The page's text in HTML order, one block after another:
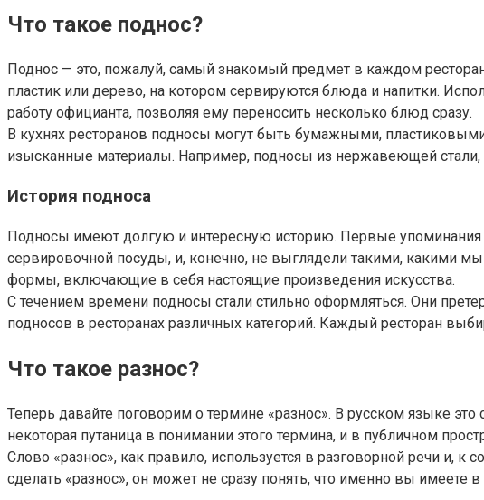
Что такое поднос?
Поднос — это, пожалуй, самый знакомый предмет в каждом
пластик или дерево, на котором сервируются блюда и напитки.
работу официанта, позволяя ему переносить несколько блюд сразу.
В кухнях ресторанов подносы могут быть бумажными,
изысканные материалы. Например, подносы из нержавеющей
История подноса
Подносы имеют долгую и интересную историю. Первые упоминания
сервировочной посуды, и, конечно, не выглядели такими, какими
формы, включающие в себя настоящие произведения искусства.
С течением времени подносы стали стильно оформляться. Они
подносов в ресторанах различных категорий. Каждый ресторан
Что такое разнос?
Теперь давайте поговорим о термине «разнос». В русском языке
некоторая путаница в понимании этого термина, и в публичном
Слово «разнос», как правило, используется в разговорной речи и,
сделать «разнос», он может не сразу понять, что именно вы